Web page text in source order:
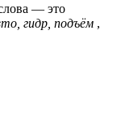
— это
гидр, подъём ,